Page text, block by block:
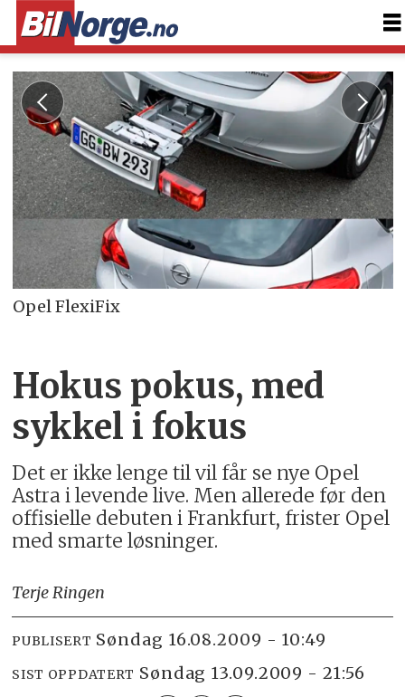
Opel FlexiFix
Hokus pokus, med
sykkel i fokus
Det er ikke lenge til vil får se nye Opel
Astra i levende live. Men allerede før den
offisielle debuten i Frankfurt, frister Opel
med smarte løsninger.
Terje Ringen
PUBLISERT søndag 16.08.2009 - 10:49
SIST OPPDATERT søndag 13.09.2009 - 21:56